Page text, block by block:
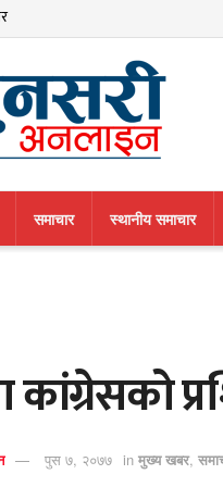
समाचार स्थानीय समाचार
कांग्रेसको
पुस ७, २०७७ in मुख्य खबर,